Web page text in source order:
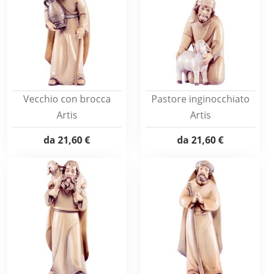
Vecchio con brocca
Artis
da 21,60 €
Pastore inginocchiato
Artis
da 21,60 €